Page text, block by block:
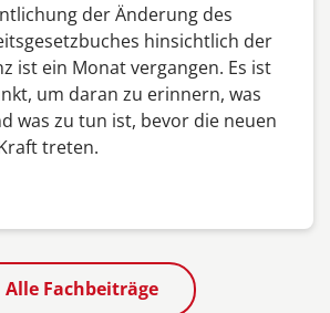
der Änderung des
hinsichtlich der
ist ein Monat vergangen. Es ist
um daran zu erinnern, was
was zu tun ist, bevor die neuen
treten.
Alle Fachbeiträge